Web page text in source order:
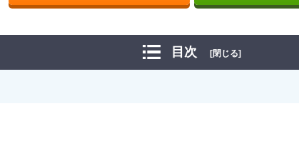
目次 [閉じる]